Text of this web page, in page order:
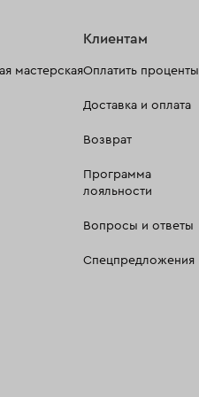
мастерская
Клиентам
Оплатить проценты
Доставка и оплата
Возврат
Программа
лояльности
Вопросы и ответы
Спецпредложения